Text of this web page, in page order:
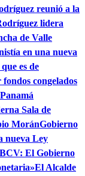
reunió a la
lidera
de Valle
en una nueva
es de
congelados
Sala de
MoránGobierno
nueva Ley
El Gobierno
El Alcalde